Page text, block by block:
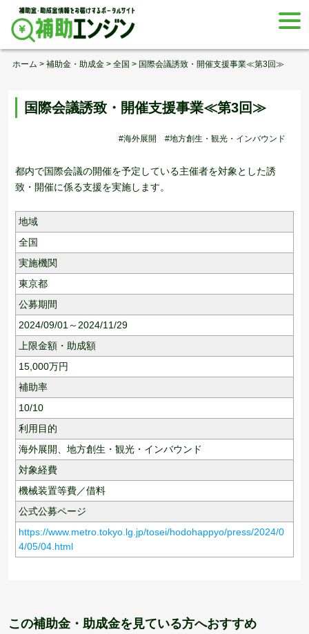
Skip
content
ホーム > 補助金・助成金 > 全国 > 国際会議誘致・開催支援事業≪第3回≫
国際会議誘致・開催支援事業≪第3回≫
#海外展開 #地方創生・観光・インバウンド
都内で国際会議の開催を予定している主催者を対象とした誘
致・開催に係る支援を実施します。
地域
全国
実施機関
東京都
公募期間
2024/09/01～2024/11/29
上限金額・助成額
15,000万円
補助率
10/10
利用目的
海外展開、 地方創生・観光・インバウンド
対象経費
機械装置等費／借料
公式公募ページ
https://www.metro.tokyo.lg.jp/tosei/hodohappyo/press/2024/0
4/05/04.html
この補助金・助成金を見ている方へおすすめ